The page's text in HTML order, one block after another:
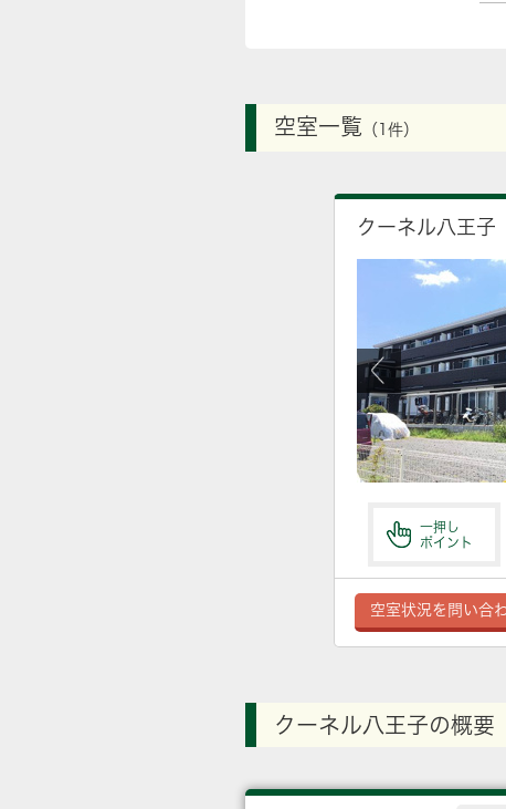
空室一覧 （1件）
クーネル八王子
一押し
ポイント
空室状況を問い合
クーネル八王子の概要